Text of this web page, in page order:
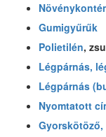
Gumigyűrűk
Polietilén,
Légpárnás,
Légpárnás
Nyomtatott